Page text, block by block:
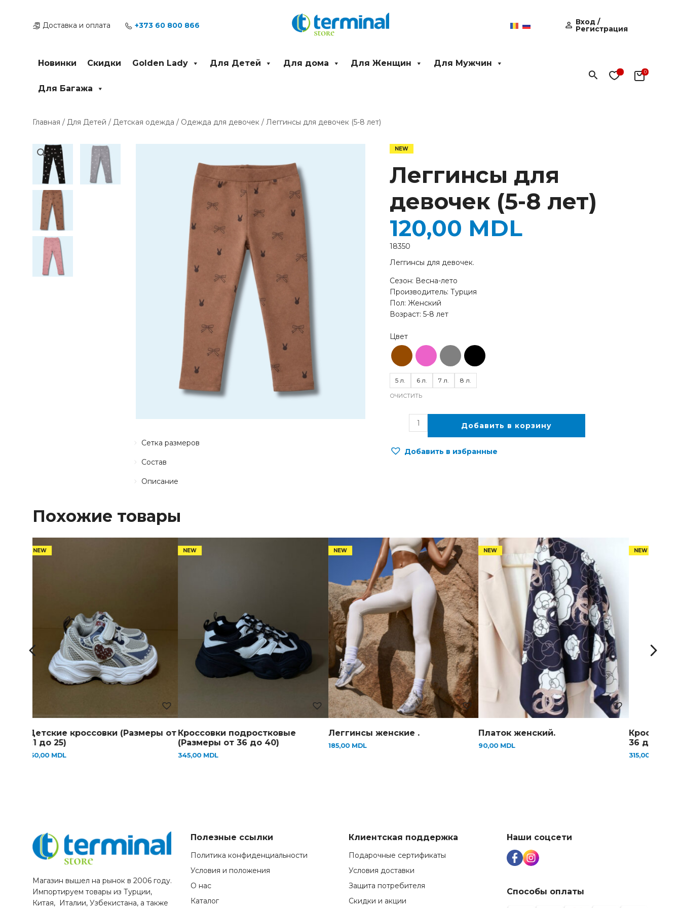
содержимомуДоставка и оплата +373 60 800 866 Вход /
Регистрация
Новинки Скидки Golden Lady Для Детей Для дома Для Женщин Для Мужчин
Для Багажа
Поиск
Главная / Для Детей / Детская одежда / Одежда для девочек / Леггинсы для девочек (5-8 лет)
Леггинсы для
девочек (5-8 лет)
Леггинсы для девочек.
Сезон: Весна-лето
Производитель: Турция
Пол: Женский
Возраст: 5-8 лет
120,00 MDL
5 л. 6 л. 7 л. 8 л.
ОЧИСТИТЬ
товара
Леггинсы
для
девочек
8
лет)
Добавить в корзину
Добавить в избранные
18350
Описание
Состав
Сетка размеров
Похожие товары
кроссовки (Размеры от
до 25)
MDL
Кроссовки подростковые
(Размеры от 36 до 40)
MDL
Леггинсы женские .
MDL
Платок женский.
MDL
Кроссовки
36 до 41)
MDL
Магазин вышел на рынок в 2006 году.
Импортируем товары из Турции,
Китая, Италии, Узбекистана, а также
Полезные ссылки
Политика конфиденциальности
Условия и положения
О нас
Каталог
Клиентская поддержка
Подарочные сертификаты
Условия доставки
Защита потребителя
Скидки и акции
Наши соцсети
Способы оплаты